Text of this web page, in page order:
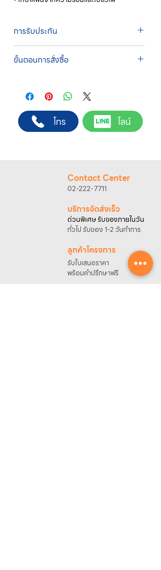
การรับประกัน
ขั้นตอนการสั่งซื้อ
ฝ่ายขายโดยตรง เพื่อความถูกต้องของข้อมูล
สินค้า ราคา และเงื่อนไขการจัดส่ง
ขั้นตอนการสั่งซื้อ
1. แคปหน้าจอสินค้า หรือคัดลอกลิงก์สินค้าที่
ต้องการ
พร้อมแนบภาพหรือ ลิงก์สินค้า
เจ้าหน้าที่ฝ่ายขายจะดำเนินการจัดทำใบเสนอ
เงิน และประสานงานการจัดส่งให้เรียบร้อยค่ะ
โทร ไลน์
Contact Center
02-222-7711
บริการจัดส่งเร็ว
ด่วนพิเศษ รับของภายในวัน
ทั่วไป รับของ 1-2 วันทำการ
ลูกค้าโครงการ
รับใบเสนอราคา
พร้อมคำปรึกษาฟรี